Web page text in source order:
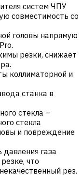
систем ЧПУ
совместимость со
головы напрямую
резки, снижает
коллиматорной и
станка в
стекла –
стекла
и повреждение
газа
что
рез.